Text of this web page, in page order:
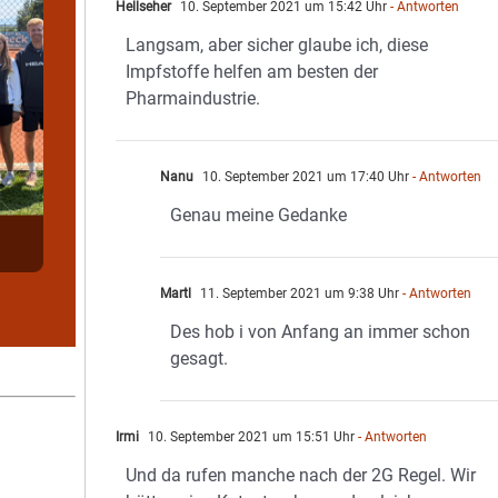
Hellseher 10. September 2021 um 15:42 Uhr - Antworten
Langsam, aber sicher glaube ich, diese
Impfstoffe helfen am besten der
Pharmaindustrie.
Nanu 10. September 2021 um 17:40 Uhr - Antworten
Genau meine Gedanke
Martl 11. September 2021 um 9:38 Uhr - Antworten
Des hob i von Anfang an immer schon
gesagt.
Irmi 10. September 2021 um 15:51 Uhr - Antworten
Und da rufen manche nach der 2G Regel. Wir